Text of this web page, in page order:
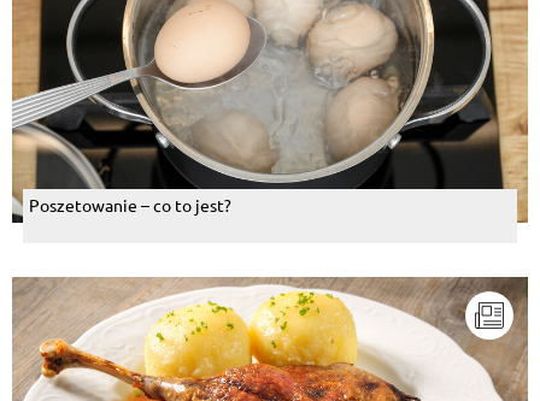
Poszetowanie – co to jest?